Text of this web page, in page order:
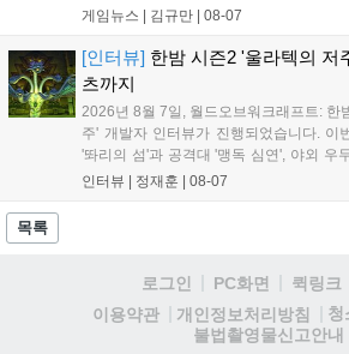
전문성을 강화하고 MZ세대를 겨냥한 미
김영만 회장은 10년 만에 재추진되는 이
성과와 가치를 널리 알리는 권위 있는 행
고 밝혔습니다....
게임뉴스 | 김규만 | 08-07
[인터뷰] 한밤 시즌2 '울라텍의 저
츠까지
2026년 8월 7일, 월드오브워크래프트: 한
주' 개발자 인터뷰가 진행되었습니다. 이
'똬리의 섬'과 공격대 '맹독 심연', 야외 우
'소굴'을 포함합니다. 개발진은 하우징 시
인터뷰 | 정재훈 | 08-07
목록
로그인 PC화면 퀵링크
이용약관
개인정보처리방침
청
불법촬영물신고안내